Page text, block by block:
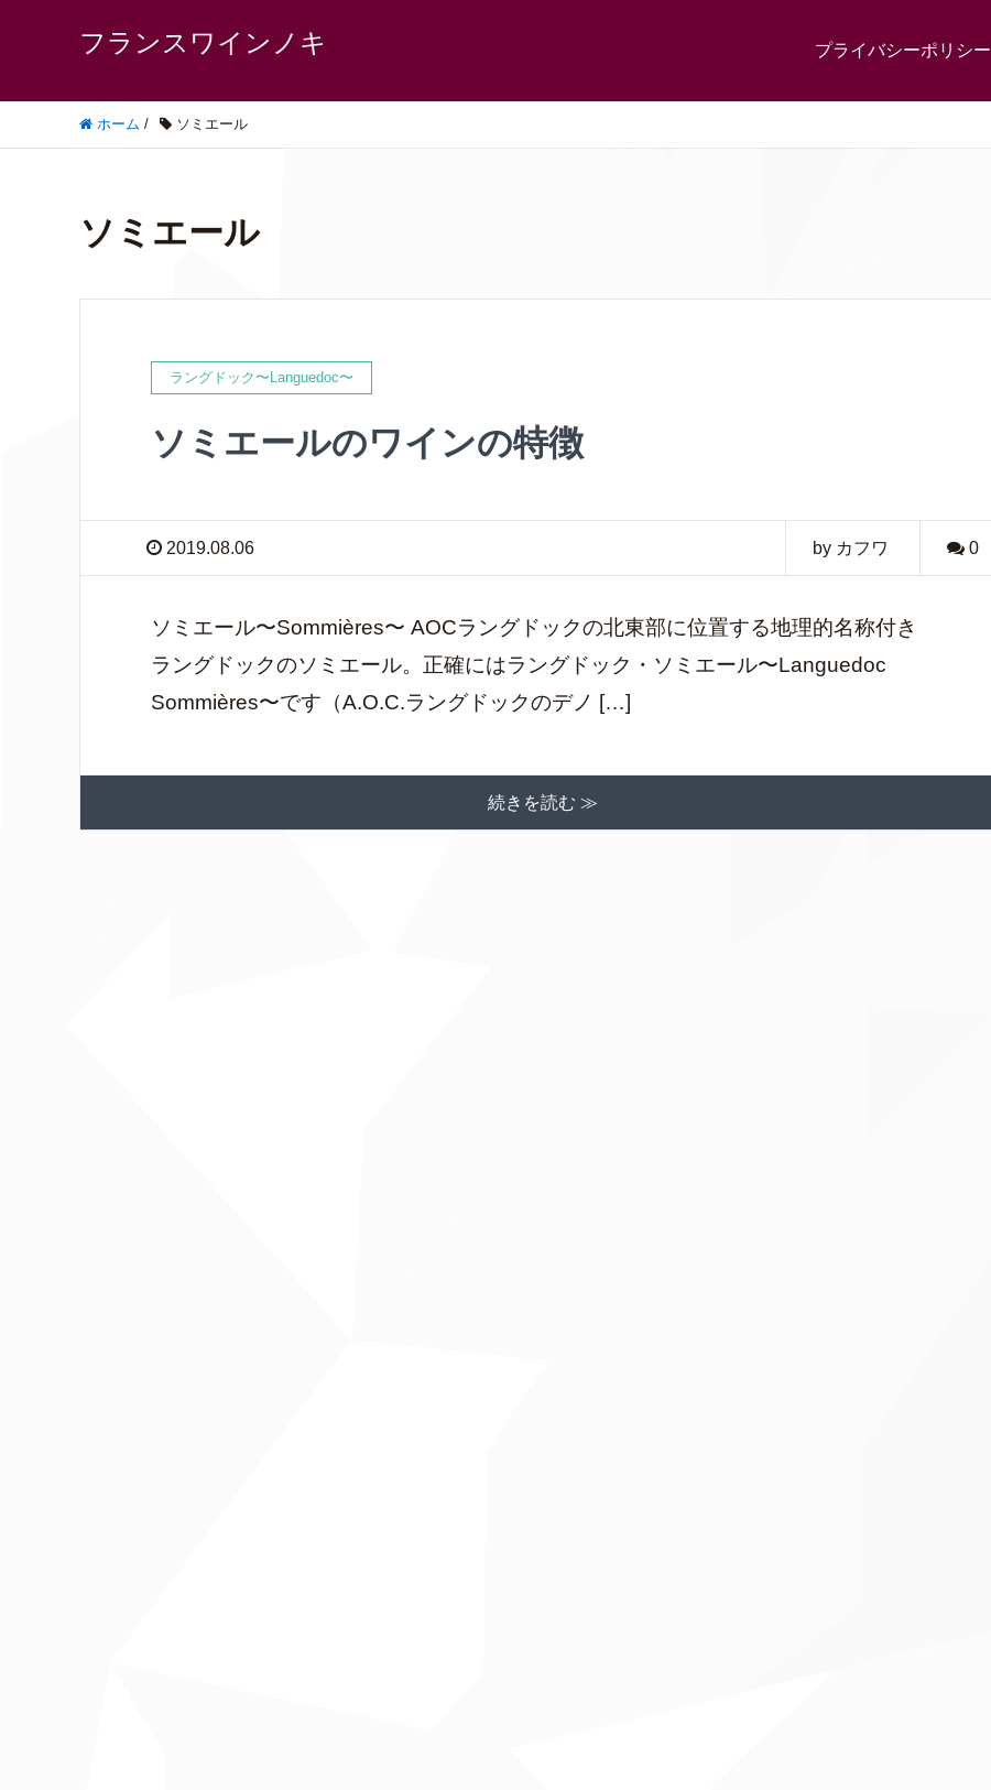
フランスワインノキ プライバシーポリシー
ホーム / ソミエール
ソミエール
ラングドック〜Languedoc〜
ソミエールのワインの特徴
2019.08.06 by カフワ 0
ソミエール〜Sommières〜 AOCラングドックの北東部に位置する地理的名称付き
ラングドックのソミエール。正確にはラングドック・ソミエール〜Languedoc
Sommières〜です（A.O.C.ラングドックのデノ […]
続きを読む ≫